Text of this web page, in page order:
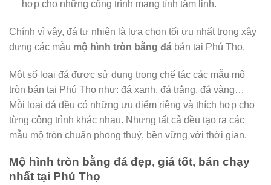
hợp cho những công trình mang tính tâm linh.
Chính vì vậy, đá tự nhiên là lựa chọn tối ưu nhất trong xây
dựng các mẫu mộ hình tròn bằng đá bán tại Phú Thọ.
Một số loại đá được sử dụng trong chế tác các mẫu mộ
tròn bán tại Phú Thọ như: đá xanh, đá trắng, đá vàng…
Mỗi loại đá đều có những ưu điểm riêng và thích hợp cho
từng công trình khác nhau. Nhưng tất cả đều tạo ra các
mẫu mộ tròn chuẩn phong thuỷ, bền vững với thời gian.
Mộ hình tròn bằng đá đẹp, giá tốt, bán chạy
nhất tại Phú Thọ